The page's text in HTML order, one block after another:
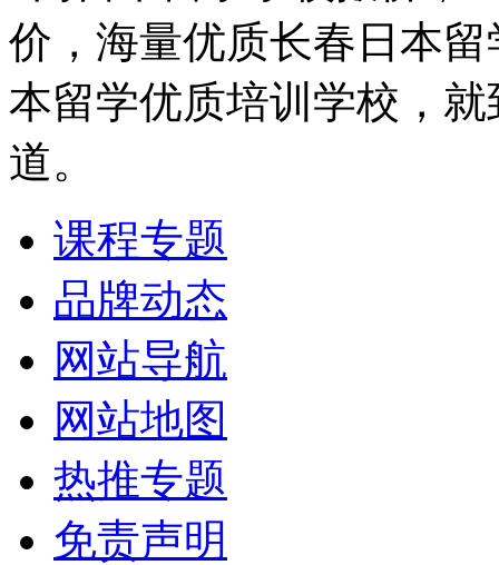
价，海量优质长春日本
本留学优质培训学校，
道。
课程专题
品牌动态
网站导航
网站地图
热推专题
免责声明